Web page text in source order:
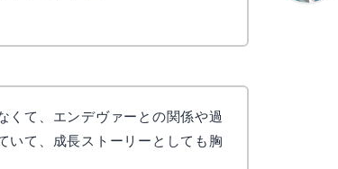
くて、エンデヴァーとの関係や過
いて、成長ストーリーとしても胸